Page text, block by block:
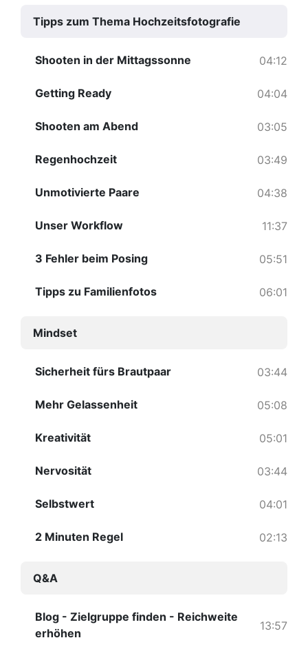
Tipps zum Thema Hochzeitsfotografie
Shooten in der Mittagssonne 04:12
Getting Ready 04:04
Shooten am Abend 03:05
Regenhochzeit 03:49
Unmotivierte Paare 04:38
Unser Workflow 11:37
3 Fehler beim Posing 05:51
Tipps zu Familienfotos 06:01
Mindset
Sicherheit fürs Brautpaar 03:44
Mehr Gelassenheit 05:08
Kreativität 05:01
Nervosität 03:44
Selbstwert 04:01
2 Minuten Regel 02:13
Q&A
Blog - Zielgruppe finden - Reichweite
erhöhen
13:57